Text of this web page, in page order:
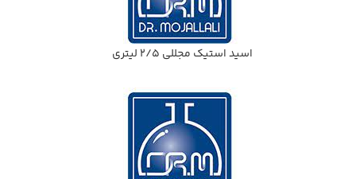
اسيد استيك مجللي 2/5 ليتري